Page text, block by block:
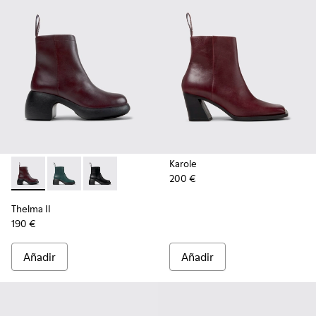
Thelma II - K400784-004 - Burgundy
Thelma II - K400784-002
Thelma II - K400784-001
Thelma II
190 €
Añadir
Karole
200 €
Añadir